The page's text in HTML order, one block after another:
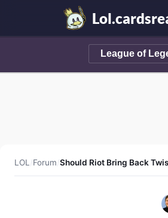
LOL /Forum/Should Riot Bring Back